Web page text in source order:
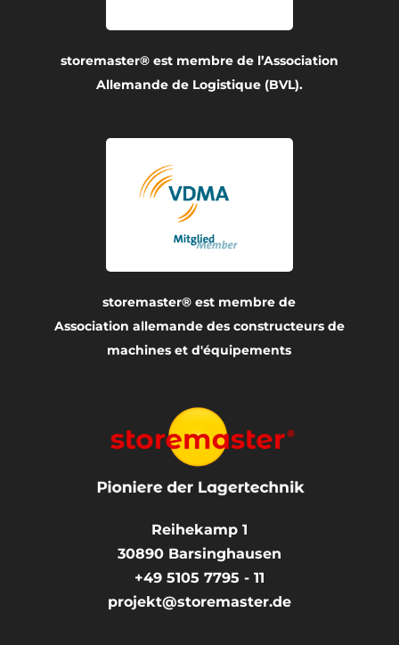
storemaster® est membre de l’Association
Allemande de Logistique (BVL).
storemaster® est membre de
Association allemande des constructeurs de
machines et d'équipements
Reihekamp 1
30890 Barsinghausen
+49 5105 7795 - 11
projekt@storemaster.de